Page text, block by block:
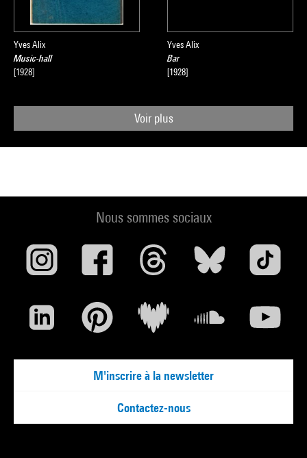
Yves Alix
Music-hall
[1928]
Yves Alix
Bar
[1928]
Voir plus
Nous sommes sociaux
M'inscrire à la newsletter
Contactez-nous